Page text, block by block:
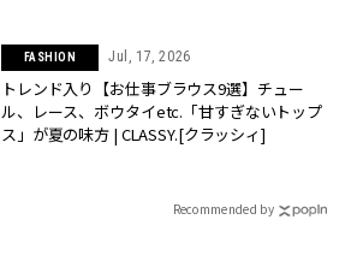
FASHION Jul, 17, 2026
トレンド入り【お仕事ブラウス9選】チュー
ル、レース、ボウタイetc.「甘すぎないトップ
ス」が夏の味方 | CLASSY.[クラッシィ]
Recommended by